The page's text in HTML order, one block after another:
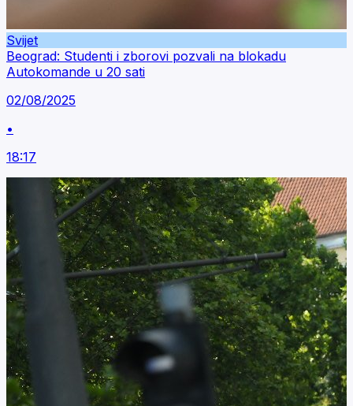
Svijet
Beograd: Studenti i zborovi pozvali na blokadu
Autokomande u 20 sati
02/08/2025
•
18:17